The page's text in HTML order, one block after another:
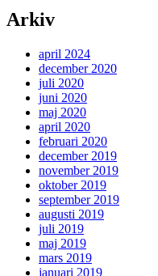
Arkiv
april 2024
december 2020
juli 2020
juni 2020
maj 2020
april 2020
februari 2020
december 2019
november 2019
oktober 2019
september 2019
augusti 2019
juli 2019
maj 2019
mars 2019
januari 2019